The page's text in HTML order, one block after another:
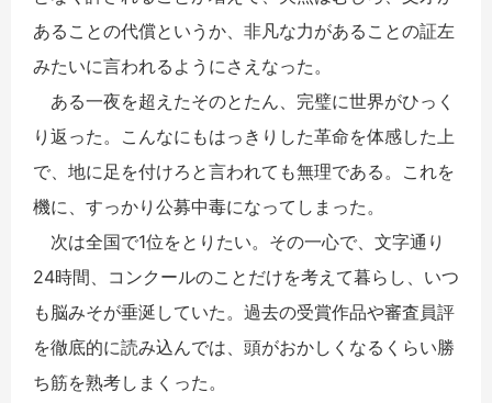
あることの代償というか、非凡な力があることの証左
みたいに言われるようにさえなった。
ある一夜を超えたそのとたん、完璧に世界がひっく
り返った。こんなにもはっきりした革命を体感した上
で、地に足を付けろと言われても無理である。これを
機に、すっかり公募中毒になってしまった。
次は全国で1位をとりたい。その一心で、文字通り
24時間、コンクールのことだけを考えて暮らし、いつ
も脳みそが垂涎していた。過去の受賞作品や審査員評
を徹底的に読み込んでは、頭がおかしくなるくらい勝
ち筋を熟考しまくった。